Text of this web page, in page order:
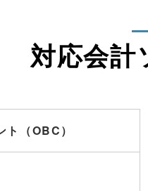
対応会計
（OBC）